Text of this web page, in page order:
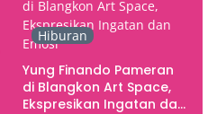
Hiburan
Yung Finando Pameran
di Blangkon Art Space,
Ekspresikan Ingatan dan